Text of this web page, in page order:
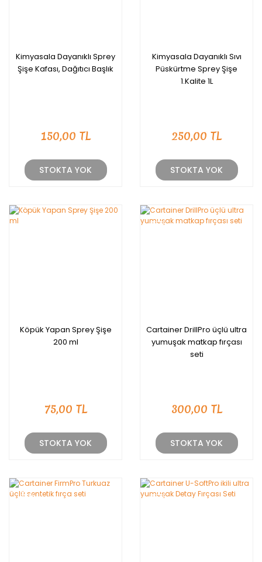
Kimyasala Dayanıklı Sprey
Şişe Kafası, Dağıtıcı Başlık
150,00 TL
STOKTA YOK
Kimyasala Dayanıklı Sıvı
Püskürtme Sprey Şişe
1.Kalite 1L
250,00 TL
STOKTA YOK
Köpük Yapan Sprey Şişe
200 ml
75,00 TL
STOKTA YOK
YENİ
Cartainer DrillPro üçlü ultra
yumuşak matkap fırçası
seti
300,00 TL
STOKTA YOK
YENİ YENİ